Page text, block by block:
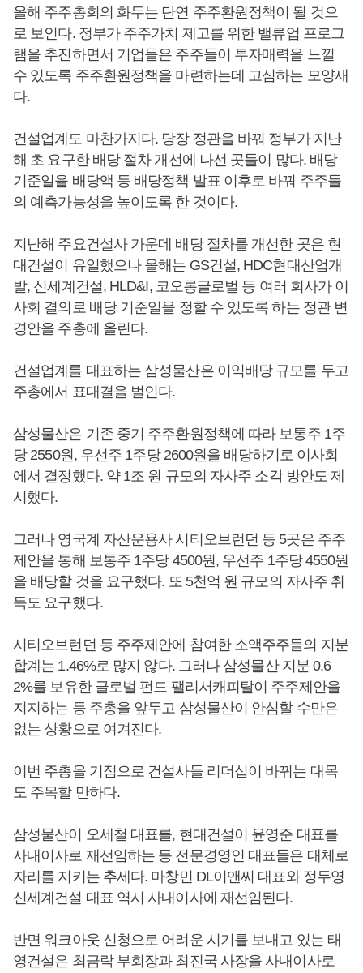
올해 주주총회의 화두는 단연 주주환원정책이 될 것으
로 보인다. 정부가 주주가치 제고를 위한 밸류업 프로그
램을 추진하면서 기업들은 주주들이 투자매력을 느낄
수 있도록 주주환원정책을 마련하는데 고심하는 모양새
다.
건설업계도 마찬가지다. 당장 정관을 바꿔 정부가 지난
해 초 요구한 배당 절차 개선에 나선 곳들이 많다. 배당
기준일을 배당액 등 배당정책 발표 이후로 바꿔 주주들
의 예측가능성을 높이도록 한 것이다.
지난해 주요건설사 가운데 배당 절차를 개선한 곳은 현
대건설이 유일했으나 올해는 GS건설, HDC현대산업개
발, 신세계건설, HLD&I, 코오롱글로벌 등 여러 회사가 이
사회 결의로 배당 기준일을 정할 수 있도록 하는 정관 변
경안을 주총에 올린다.
건설업계를 대표하는 삼성물산은 이익배당 규모를 두고
주총에서 표대결을 벌인다.
삼성물산은 기존 중기 주주환원정책에 따라 보통주 1주
당 2550원, 우선주 1주당 2600원을 배당하기로 이사회
에서 결정했다. 약 1조 원 규모의 자사주 소각 방안도 제
시했다.
그러나 영국계 자산운용사 시티오브런던 등 5곳은 주주
제안을 통해 보통주 1주당 4500원, 우선주 1주당 4550원
을 배당할 것을 요구했다. 또 5천억 원 규모의 자사주 취
득도 요구했다.
시티오브런던 등 주주제안에 참여한 소액주주들의 지분
합계는 1.46%로 많지 않다. 그러나 삼성물산 지분 0.6
2%를 보유한 글로벌 펀드 팰리서캐피탈이 주주제안을
지지하는 등 주총을 앞두고 삼성물산이 안심할 수만은
없는 상황으로 여겨진다.
이번 주총을 기점으로 건설사들 리더십이 바뀌는 대목
도 주목할 만하다.
삼성물산이 오세철 대표를, 현대건설이 윤영준 대표를
사내이사로 재선임하는 등 전문경영인 대표들은 대체로
자리를 지키는 추세다. 마창민 DL이앤씨 대표와 정두영
신세계건설 대표 역시 사내이사에 재선임된다.
반면 워크아웃 신청으로 어려운 시기를 보내고 있는 태
영건설은 최금락 부회장과 최진국 사장을 사내이사로